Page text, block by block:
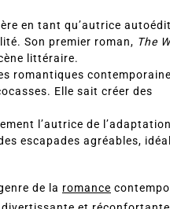
en tant qu’autrice
Son premier roman, The
littéraire.
romantiques
Elle sait créer des
l’autrice de
escapades agréables,
de la romance